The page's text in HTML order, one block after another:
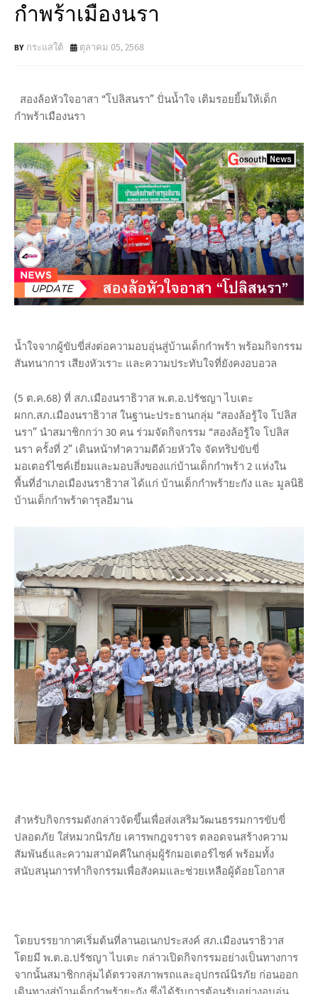
กำพร้าเมืองนรา
กระแสใต้ ตุลาคม 05, 2568
สองล้อหัวใจอาสา “โปลิสนรา” ปั่นน้ำใจ เติมรอยยิ้มให้เด็ก
กำพร้าเมืองนรา
น้ำใจจากผู้ขับขี่ส่งต่อความอบอุ่นสู่บ้านเด็กกำพร้า พร้อมกิจกรรม
สันทนาการ เสียงหัวเราะ และความประทับใจที่ยังคงอบอวล
(5 ต.ค.68) ที่ สภ.เมืองนราธิวาส พ.ต.อ.ปรัชญา ไบเตะ
ผกก.สภ.เมืองนราธิวาส ในฐานะประธานกลุ่ม “สองล้อรู้ใจ โปลิส
นรา” นำสมาชิกกว่า 30 คน ร่วมจัดกิจกรรม “สองล้อรู้ใจ โปลิส
นรา ครั้งที่ 2” เดินหน้าทำความดีด้วยหัวใจ จัดทริปขับขี่
มอเตอร์ไซค์เยี่ยมและมอบสิ่งของแก่บ้านเด็กกำพร้า 2 แห่งใน
พื้นที่อำเภอเมืองนราธิวาส ได้แก่ บ้านเด็กกำพร้ายะกัง และ มูลนิธิ
บ้านเด็กกำพร้าดารุลอีมาน
สำหรับกิจกรรมดังกล่าวจัดขึ้นเพื่อส่งเสริมวัฒนธรรมการขับขี่
ปลอดภัย ใส่หมวกนิรภัย เคารพกฎจราจร ตลอดจนสร้างความ
สัมพันธ์และความสามัคคีในกลุ่มผู้รักมอเตอร์ไซค์ พร้อมทั้ง
สนับสนุนการทำกิจกรรมเพื่อสังคมและช่วยเหลือผู้ด้อยโอกาส
โดยบรรยากาศเริ่มต้นที่ลานอเนกประสงค์ สภ.เมืองนราธิวาส
โดยมี พ.ต.อ.ปรัชญา ไบเตะ กล่าวเปิดกิจกรรมอย่างเป็นทางการ
จากนั้นสมาชิกกลุ่มได้ตรวจสภาพรถและอุปกรณ์นิรภัย ก่อนออก